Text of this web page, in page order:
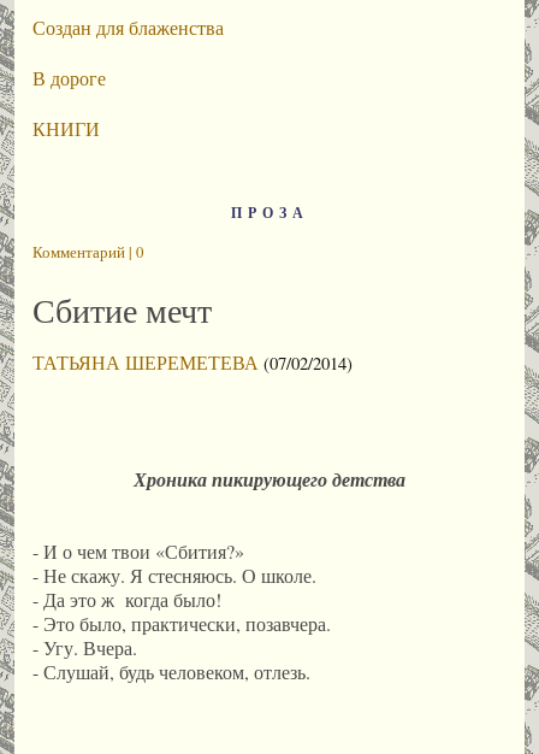
Создан для блаженства
В дороге
КНИГИ
ПРОЗА
Комментарий | 0
Сбитие мечт
ТАТЬЯНА ШЕРЕМЕТЕВА (07/02/2014)
Хроника пикирующего детства
- И о чем твои «Сбития?»
- Не скажу. Я стесняюсь. О школе.
- Да это ж когда было!
- Это было, практически, позавчера.
- Угу. Вчера.
- Слушай, будь человеком, отлезь.